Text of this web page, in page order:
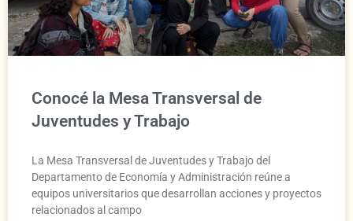
Conocé la Mesa Transversal de
Juventudes y Trabajo
La Mesa Transversal de Juventudes y Trabajo del
Departamento de Economía y Administración reúne a
equipos universitarios que desarrollan acciones y proyectos
relacionados al campo